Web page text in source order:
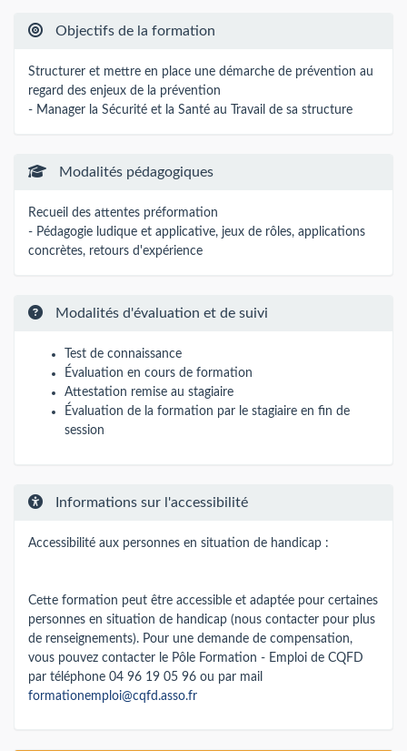
Objectifs de la formation
Structurer et mettre en place une démarche de prévention au
regard des enjeux de la prévention
- Manager la Sécurité et la Santé au Travail de sa structure
Modalités pédagogiques
Recueil des attentes préformation
- Pédagogie ludique et applicative, jeux de rôles, applications
concrètes, retours d'expérience
Modalités d'évaluation et de suivi
Test de connaissance
Évaluation en cours de formation
Attestation remise au stagiaire
Évaluation de la formation par le stagiaire en fin de
session
Informations sur l'accessibilité
Accessibilité aux personnes en situation de handicap :
Cette formation peut être accessible et adaptée pour certaines
personnes en situation de handicap (nous contacter pour plus
de renseignements). Pour une demande de compensation,
vous pouvez contacter le Pôle Formation - Emploi de CQFD
par téléphone 04 96 19 05 96 ou par mail
formationemploi@cqfd.asso.fr